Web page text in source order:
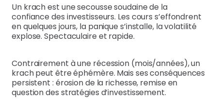
Un krach est une secousse soudaine de la
confiance des investisseurs. Les cours s’effondrent
en quelques jours, la panique s’installe, la volatilité
explose. Spectaculaire et rapide.
Contrairement à une récession (mois/années), un
krach peut être éphémère. Mais ses conséquences
persistent : érosion de la richesse, remise en
question des stratégies d’investissement.